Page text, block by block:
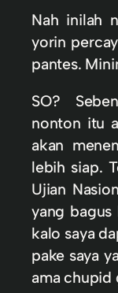
Nah inilah
yorin
pantes.
SO?
nonton itu
akan
lebih siap.
Ujian
yang
kalo saya
pake saya
ama chupid